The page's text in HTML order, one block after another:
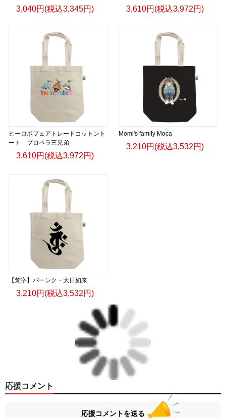
3,040円(税込3,345円) 3,610円(税込3,972円)
ヒーロボフェアトレードコットント
ート プロペラ三兄弟
3,610円(税込3,972円)
Momi's family Moca
3,210円(税込3,532円)
【梵字】バーンク・大日如来
3,210円(税込3,532円)
応援コメント
応援コメントを送る